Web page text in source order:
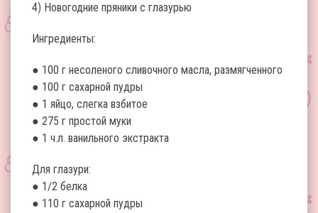
4) Новогодние пряники с глазурью
Ингредиенты:
● 100 г несоленого сливочного масла, размягченного
● 100 г сахарной пудры
● 1 яйцо, слегка взбитое
● 275 г простой муки
● 1 ч.л. ванильного экстракта
Для глазури:
● 1/2 белка
● 110 г сахарной пудры